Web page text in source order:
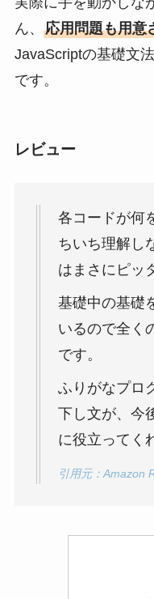
ん、 応用問題も用意
JavaScriptの基礎文
です。
レビュー
各コードが何
ちいち理解し
はまさにピッ
基礎中の基礎
いるので全く
です。
ふりがなプロ
下し文が、今
に役立ってく
引用元：Amazon